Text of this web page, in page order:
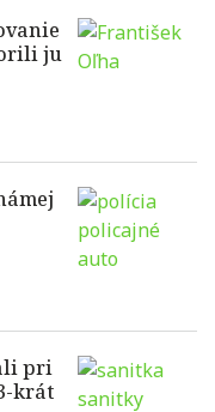
ju
pri
krát